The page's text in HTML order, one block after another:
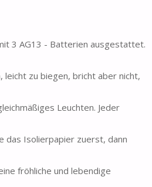
3 AG13 - Batterien ausgestattet.
zu biegen, bricht aber nicht,
Leuchten. Jeder
das Isolierpapier zuerst, dann
fröhliche und lebendige